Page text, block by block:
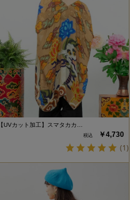
【UVカット加工】スマタカカ…
￥4,730
(1)